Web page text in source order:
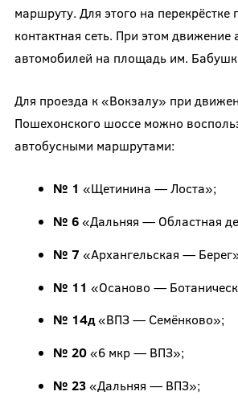
маршруту. Для этого на перекрёстке
контактная сеть. При этом движение
автомобилей на площадь им.
Для проезда к «Вокзалу» при
Пошехонского шоссе можно
автобусными маршрутами:
№ 1 «Щетинина — Лоста»;
№ 6«Дальняя — Областная
№ 7 «Архангельская —
№ 11 «Осаново —
№ 14д«ВПЗ — Семёнково»;
№ 20«6 мкр — ВПЗ»;
№ 23«Дальняя — ВПЗ»;